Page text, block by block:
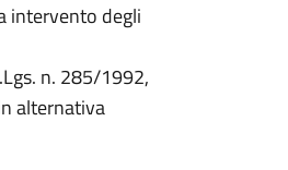
intervento degli
n. 285/1992,
alternativa